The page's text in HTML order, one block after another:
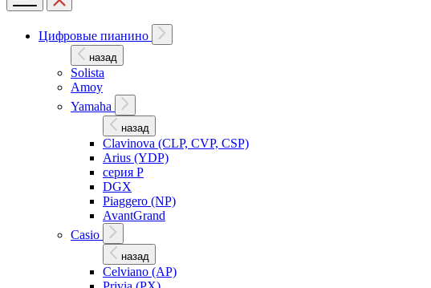
Цифровые пианино
назад
Solista
Amoy
Yamaha
назад
Clavinova (CLP, CVP, CSP)
Arius (YDP)
серия P
DGX
Piaggero (NP)
AvantGrand
Casio
назад
Celviano (AP)